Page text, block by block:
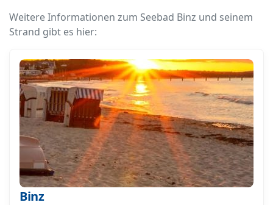
Weitere Informationen zum Seebad Binz und seinem
Strand gibt es hier:
Binz